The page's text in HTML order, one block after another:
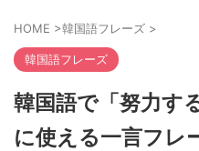
HOME >韓国語フレーズ >
韓国語フレーズ
韓国語で「努力す
に使える一言フレ